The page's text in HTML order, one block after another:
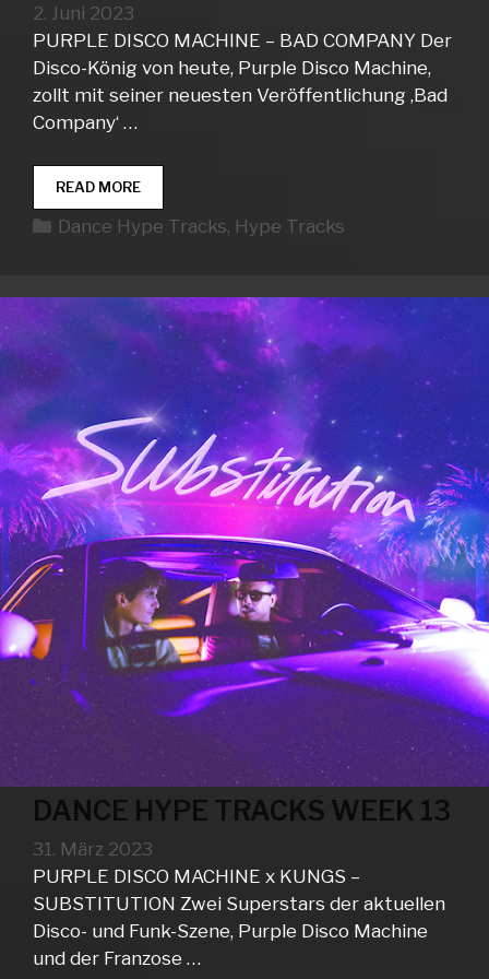
2. Juni 2023
PURPLE DISCO MACHINE – BAD COMPANY Der
Disco-König von heute, Purple Disco Machine,
zollt mit seiner neuesten Veröffentlichung ‚Bad
Company‘ …
READ MOREDANCE
HYPE
TRACKS
Kategorien
Dance Hype Tracks, Hype Tracks
DANCE HYPE TRACKS WEEK 13
31. März 2023
PURPLE DISCO MACHINE x KUNGS –
SUBSTITUTION Zwei Superstars der aktuellen
Disco- und Funk-Szene, Purple Disco Machine
und der Franzose …